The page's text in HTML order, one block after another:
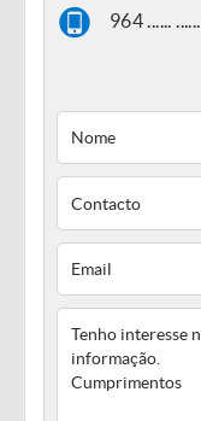
964 ...... ......